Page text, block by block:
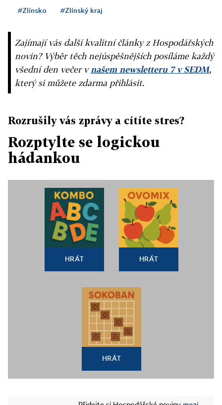
#Zlínsko #Zlínský kraj
Zajímají vás další kvalitní články z Hospodářských
novin? Výběr těch nejúspěšnějších posíláme každý
všední den večer vnašem newsletteru 7 v SEDM,
který si můžete zdarma přihlásit.
Rozrušily vás zprávy a cítíte stres?
Rozptylte se logickou
hádankou
HRÁT HRÁT
HRÁT